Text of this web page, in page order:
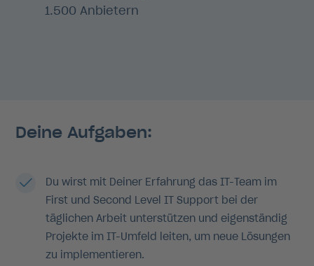
1.500 Anbietern
Deine Aufgaben:
Du wirst mit Deiner Erfahrung das IT-Team im
First und Second Level IT Support bei der
täglichen Arbeit unterstützen und eigenständig
Projekte im IT-Umfeld leiten, um neue Lösungen
zu implementieren.